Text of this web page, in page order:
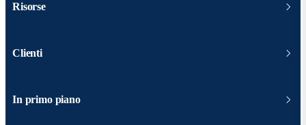
Risorse
Clienti
In primo piano